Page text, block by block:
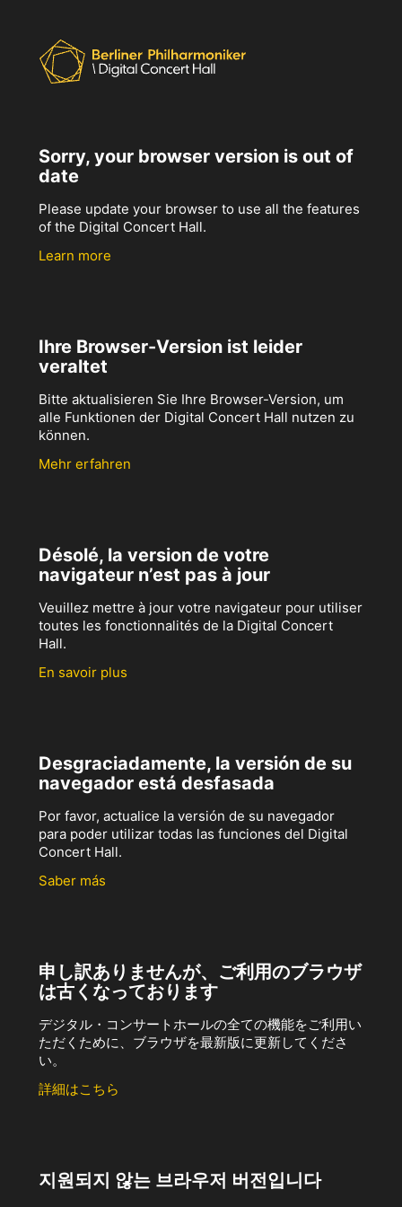
Sorry, your browser version is out of
date
Please update your browser to use all the features
of the Digital Concert Hall.
Learn more
Ihre Browser-Version ist leider
veraltet
Bitte aktualisieren Sie Ihre Browser-Version, um
alle Funktionen der Digital Concert Hall nutzen zu
können.
Mehr erfahren
Désolé, la version de votre
navigateur n’est pas à jour
Veuillez mettre à jour votre navigateur pour utiliser
toutes les fonctionnalités de la Digital Concert
Hall.
En savoir plus
Desgraciadamente, la versión de su
navegador está desfasada
Por favor, actualice la versión de su navegador
para poder utilizar todas las funciones del Digital
Concert Hall.
Saber más
申し訳ありませんが、ご利用のブラウザ
は古くなっております
デジタル・コンサートホールの全ての機能をご利用い
ただくために、ブラウザを最新版に更新してくださ
い。
詳細はこちら
지원되지 않는 브라우저 버전입니다